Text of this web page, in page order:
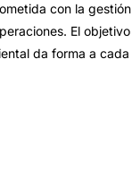
con la gestión
El objetivo
da forma a cada